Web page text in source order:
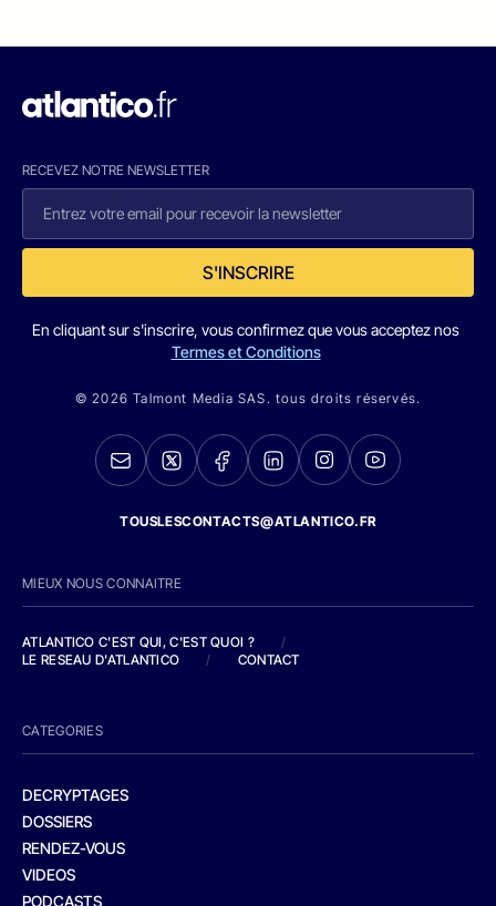
RECEVEZ NOTRE NEWSLETTER
S'INSCRIRE
En cliquant sur s'inscrire, vous confirmez que vous acceptez nos
Termes et Conditions
© 2026 Talmont Media SAS. tous droits réservés.
TOUSLESCONTACTS@ATLANTICO.FR
MIEUX NOUS CONNAITRE
ATLANTICO C'EST QUI, C'EST QUOI ?
/
LE RESEAU D'ATLANTICO
/ CONTACT
CATEGORIES
DECRYPTAGES
DOSSIERS
RENDEZ-VOUS
VIDEOS
PODCASTS